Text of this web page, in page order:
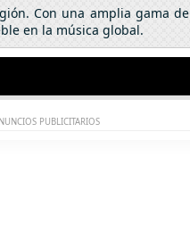
Con una amplia gama de
en la música global.
PUBLICITARIOS